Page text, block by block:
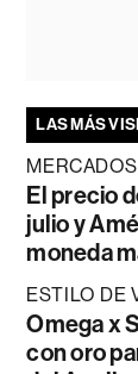
LAS MÁS
MERCADOS
El precio
julio y
moneda
ESTILO DE
Omega x
con oro